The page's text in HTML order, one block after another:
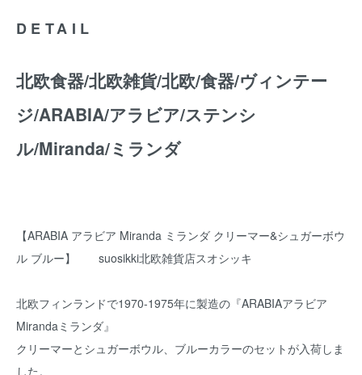
DETAIL
北欧食器/北欧雑貨/北欧/食器/ヴィンテー
ジ/ARABIA/アラビア/ステンシ
ル/Miranda/ミランダ
【ARABIA アラビア Miranda ミランダ クリーマー&シュガーボウ
ル ブルー】 suosikki北欧雑貨店スオシッキ
北欧フィンランドで1970-1975年に製造の『ARABIAアラビア
Mirandaミランダ』
クリーマーとシュガーボウル、ブルーカラーのセットが入荷しま
した。